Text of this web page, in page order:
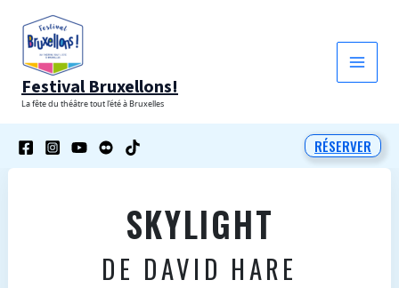
contenu
Festival Bruxellons!
La fête du théâtre tout l'été à Bruxelles
RÉSERVER
SKYLIGHT
DE DAVID HARE